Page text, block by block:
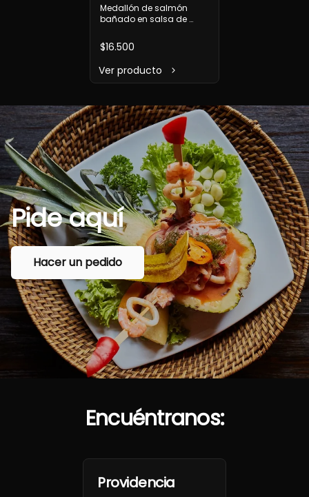
Medallón de salmón
bañado en salsa de
$16.500
Ver producto
Pideaquí
Hacer un pedido
Encuéntranos:
Providencia